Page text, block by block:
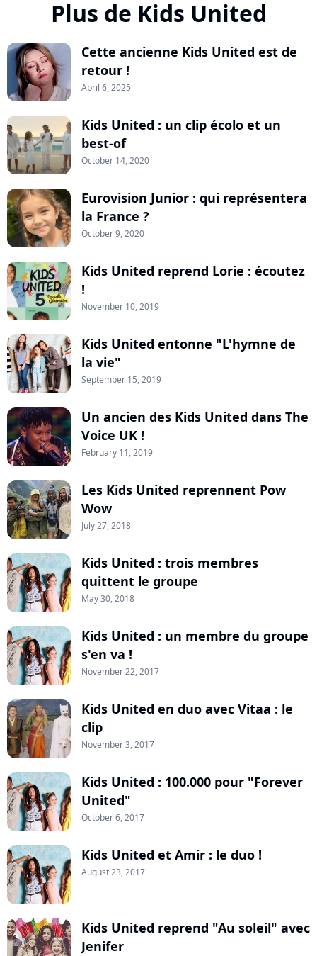
Plus de Kids United
Cette ancienne Kids United est de
retour !
April 6, 2025
Kids United : un clip écolo et un
best-of
October 14, 2020
Eurovision Junior : qui représentera
la France ?
October 9, 2020
Kids United reprend Lorie : écoutez
!
November 10, 2019
Kids United entonne "L'hymne de
la vie"
September 15, 2019
Un ancien des Kids United dans The
Voice UK !
February 11, 2019
Les Kids United reprennent Pow
Wow
July 27, 2018
Kids United : trois membres
quittent le groupe
May 30, 2018
Kids United : un membre du groupe
s'en va !
November 22, 2017
Kids United en duo avec Vitaa : le
clip
November 3, 2017
Kids United : 100.000 pour "Forever
United"
October 6, 2017
Kids United et Amir : le duo !
August 23, 2017
Kids United reprend "Au soleil" avec
Jenifer